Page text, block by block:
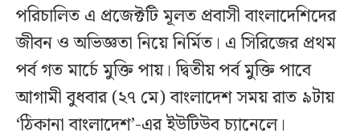
পরিচালিত এ প্রজেক্টটি মূলত প্রবাসী বাংলাদেশিদের
জীবন ও অভিজ্ঞতা নিয়ে নির্মিত। এ সিরিজের প্রথম
পর্ব গত মার্চে মুক্তি পায়। দ্বিতীয় পর্ব মুক্তি পাবে
আগামী বুধবার (২৭ মে) বাংলাদেশ সময় রাত ৯টায়
‘ঠিকানা বাংলাদেশ’-এর ইউটিউব চ্যানেলে।